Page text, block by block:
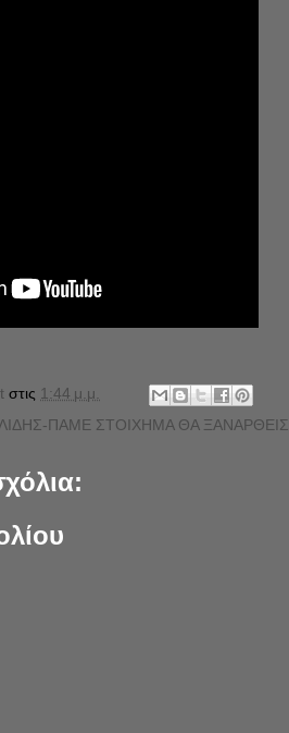
στις 1:44 μ.μ.
ΠΑΜΕ ΣΤΟΙΧΗΜΑ ΘΑ ΞΑΝΑΡΘΕΙΣ